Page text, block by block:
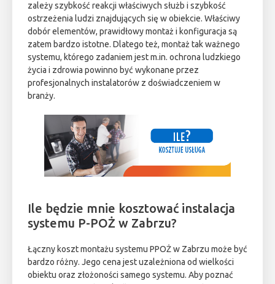
zależy szybkość reakcji właściwych służb i szybkość
ostrzeżenia ludzi znajdujących się w obiekcie. Właściwy
dobór elementów, prawidłowy montaż i konfiguracja są
zatem bardzo istotne. Dlatego też, montaż tak ważnego
systemu, którego zadaniem jest m.in. ochrona ludzkiego
życia i zdrowia powinno być wykonane przez
profesjonalnych instalatorów z doświadczeniem w
branży.
Ile będzie mnie kosztować instalacja
systemu P-POŻ w Zabrzu?
Łączny koszt montażu systemu PPOŻ w Zabrzu może być
bardzo różny. Jego cena jest uzależniona od wielkości
obiektu oraz złożoności samego systemu. Aby poznać